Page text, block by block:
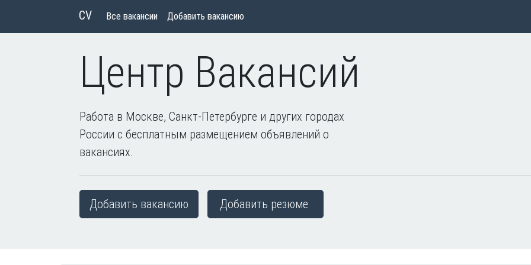
CV Все вакансии Добавить вакансию
Центр Вакансий
Работа в Москве, Санкт-Петербурге и других городах
России с бесплатным размещением объявлений о
вакансиях.
Добавить вакансию Добавить резюме